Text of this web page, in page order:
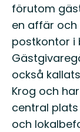
förutom
en affär och
postkontor i
också
Krog och
central
och